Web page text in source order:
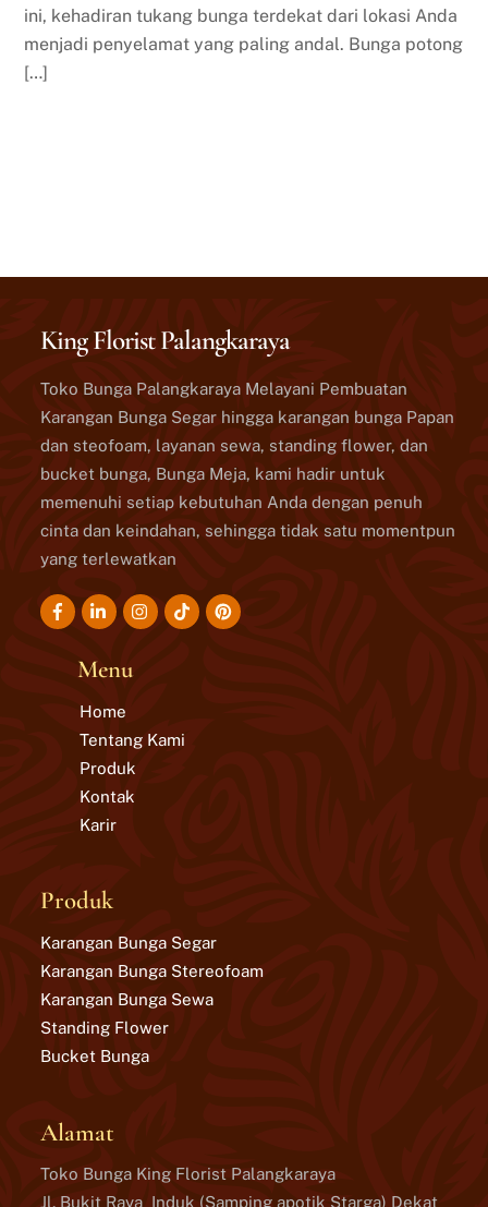
ini, kehadiran tukang bunga terdekat dari lokasi Anda
menjadi penyelamat yang paling andal. Bunga potong
[…]
King Florist Palangkaraya
Toko Bunga Palangkaraya Melayani Pembuatan
Karangan Bunga Segar hingga karangan bunga Papan
dan steofoam, layanan sewa, standing flower, dan
bucket bunga, Bunga Meja, kami hadir untuk
memenuhi setiap kebutuhan Anda dengan penuh
cinta dan keindahan, sehingga tidak satu momentpun
yang terlewatkan
Icon
Icon Icon Icon
Menu
Home
Tentang Kami
Produk
Kontak
Karir
Produk
Karangan Bunga Segar
Karangan Bunga Stereofoam
Karangan Bunga Sewa
Standing Flower
Bucket Bunga
Alamat
Toko Bunga King Florist Palangkaraya
Jl. Bukit Raya Induk (Samping apotik Starga) Dekat